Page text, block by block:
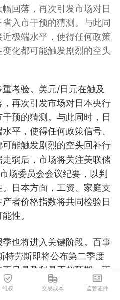
回落，再次引发市场对日
入市干预的猜测。与此同
极端水平，使得任何政策
化都可能触发剧烈的空头
考验。美元/日元在触及
再次引发市场对日本央行
预的猜测。与此同时，日
平，使得任何政策信号、
能触发剧烈的空头回补行
弱后，市场将关注美联储
场委员会会议纪要，以判
日本方面，工资、家庭支
者价格指数将共同检验日
性。
也将进入关键阶段。百事
特劳斯即将公布第二季度
只是盈利是否超预期，更
、航空公司利润率能否维
维权 交易成本 监管证件